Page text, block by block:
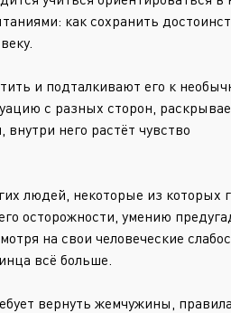
Или войти через
как сохранить
и подталкивают его к
с разных сторон,
него растёт чувство
людей, некоторые из которых
осторожности, умению
на свои человеческие
всё больше.
вернуть жемчужины,